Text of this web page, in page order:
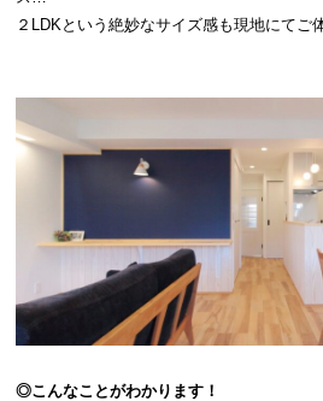
２LDKという絶妙なサイズ感も現地にてご
◎こんなことがわかります！